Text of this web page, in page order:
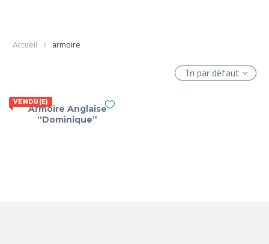
Accueil armoire
Tri par défaut
VENDU(E)
Armoire Anglaise
“Dominique”